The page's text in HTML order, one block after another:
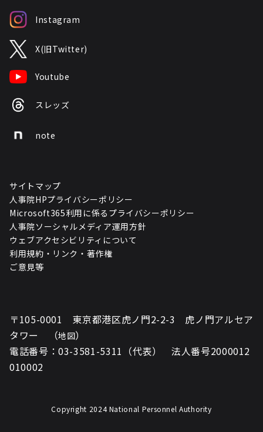
Instagram
X(旧Twitter)
Youtube
スレッズ
note
サイトマップ
人事院HPプライバシーポリシー
Microsoft365利用に係るプライバシーポリシー
人事院ソーシャルメディア運用方針
ウェブアクセシビリティについて
利用規約・リンク・著作権
ご意見等
〒105-0001 東京都港区虎ノ門2-2-3 虎ノ門アルセア
タワー （地図）
電話番号：03-3581-5311（代表） 法人番号2000012
010002
Copyright 2024 National Personnel Authority